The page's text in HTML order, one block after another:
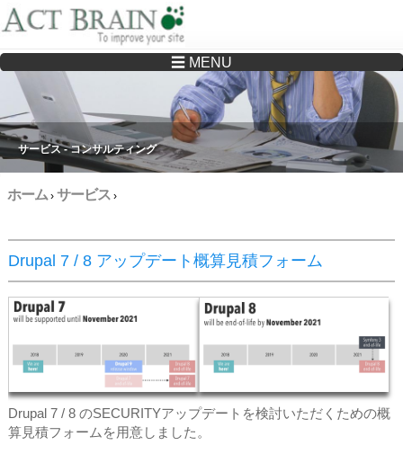
Drupalサイトの制作・保守をどこに頼んでいいか分からない方へ…まずはご相談く
ださい
☰ MENU
サービス - コンサルティング
ホーム› サービス ›
Drupal 7 / 8 アップデート概算見積フォーム
Drupal 7 / 8 のSECURITYアップデートを検討いただくための概
算見積フォームを用意しました。